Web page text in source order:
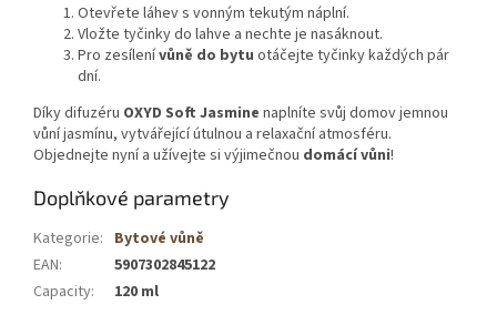
Otevřete láhev s vonným tekutým náplní.
Vložte tyčinky do lahve a nechte je nasáknout.
Pro zesílenívůně do bytu otáčejte tyčinky každých pár
dní.
Díky difuzéru OXYD Soft Jasmine naplníte svůj domov jemnou
vůní jasmínu, vytvářející útulnou a relaxační atmosféru.
Objednejte nyní a užívejte si výjimečnou domácí vůni!
Doplňkové parametry
Kategorie: Bytové vůně
EAN:
5907302845122
Capacity: 120 ml